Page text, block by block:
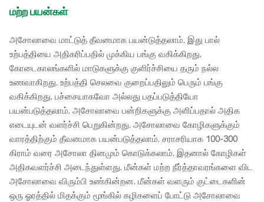
மற்ற பயன்கள்
அசோலாவை மாட்டுத் தீவனமாக பயன்டுத்தலாம். இது பால்
உற்பத்தியை அதிகரிப்பதில் முக்கிய பங்கு வகிக்கிறது.
கோடைகாலங்களில் மாடுகளுக்கு குளிர்ச்சியை தரும் நல்ல
உணவாகிறது. உற்பத்தி செலவை குறைப்பதிலும் பெரும் பங்கு
வகிக்கிறது. பச்சையாகவோ அல்லது பதப்படுத்தியோ
பயன்படுத்தலாம். அசோலாவை பன்றிகளுக்கு அளிப்பதால் அதிக
எடையுடன் வளர்ச்சி பெறுகின்றது. அசோலாவை கோழிகளுக்கும்
வாரத்திற்கும் தீவனமாக பயன்படுத்தலாம். சராசரியாக 100-300
கிராம் வரை அசோலா தினமும் கொடுக்கலாம். இதனால் கோழிகள்
அதிகவளர்ச்சி அடைந்துள்ளது. மீன்கள் மற்ற நீர்த்தாவரங்களை விட
அசோலாவை விரும்பி உண்கின்றன. மீன்கள் வளரும் குட்டைகளின்
ஒரு ஓரத்தில் மிதக்கும் மூங்கில் கழிகளைப் போட்டு அசோலாவை